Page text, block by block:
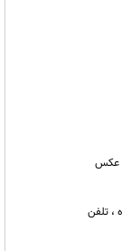
+ عکس
، تلفن